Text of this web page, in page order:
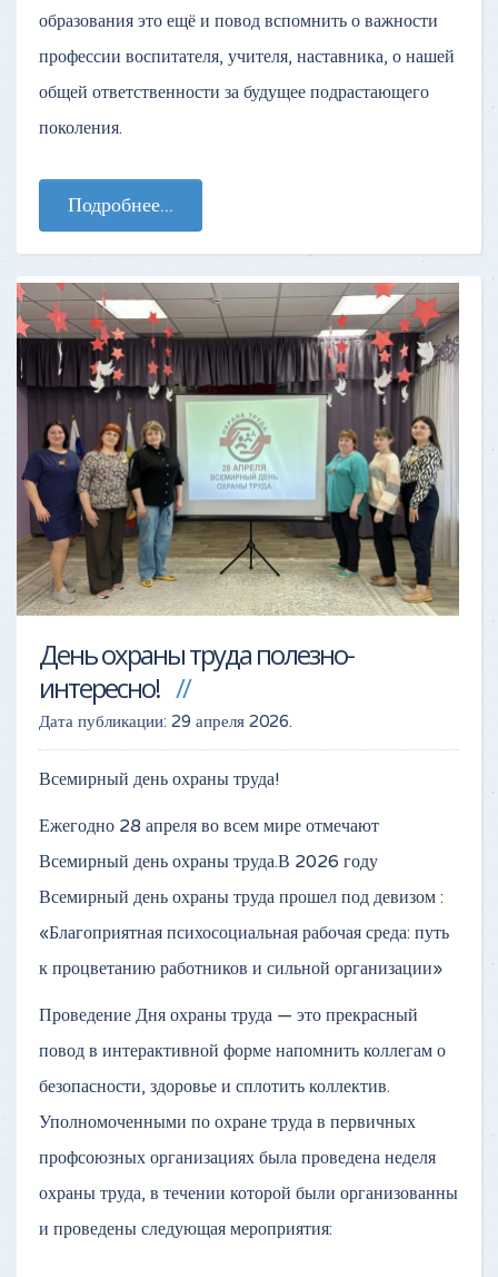
образования это ещё и повод вспомнить о важности
профессии воспитателя, учителя, наставника, о нашей
общей ответственности за будущее подрастающего
поколения.
Подробнее...
День охраны труда полезно-
интересно!
Дата публикации: 29 апреля 2026.
Всемирный день охраны труда!
Ежегодно 28 апреля во всем мире отмечают
Всемирный день охраны труда.В 2026 году
Всемирный день охраны труда прошел под девизом :
«Благоприятная психосоциальная рабочая среда: путь
к процветанию работников и сильной организации»
Проведение Дня охраны труда — это прекрасный
повод в интерактивной форме напомнить коллегам о
безопасности, здоровье и сплотить коллектив.
Уполномоченными по охране труда в первичных
профсоюзных организациях была проведена неделя
охраны труда, в течении которой были организованны
и проведены следующая мероприятия: